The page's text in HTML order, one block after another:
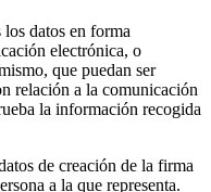
los datos en forma
electrónica, o
que puedan ser
relación a la comunicación
la información recogida
de creación de la firma
a la que representa.